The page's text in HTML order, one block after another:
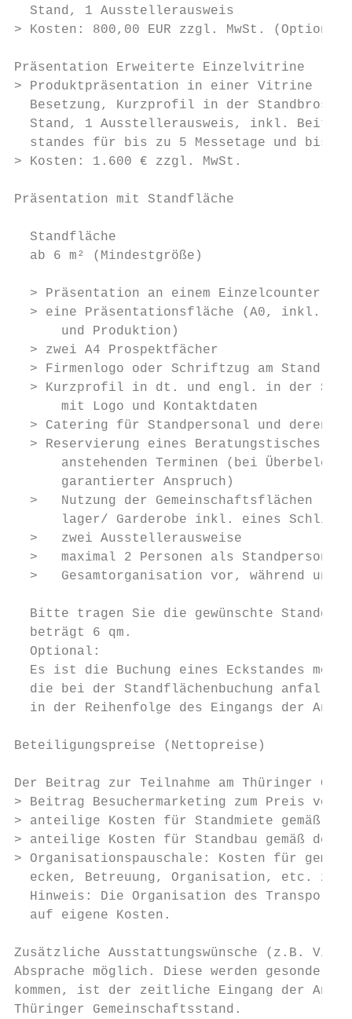
  Stand, 1 Ausstellerausweis
> Kosten: 800,00 EUR zzgl. MwSt.
Präsentation Erweiterte Einzelvitrine
> Produktpräsentation in einer Vitrine
Besetzung, Kurzprofil in der
Stand, 1 Ausstellerausweis, inkl.
standes für bis zu 5 Messetage und bis
> Kosten: 1.600 € zzgl. MwSt.
Präsentation mit Standfläche
Standfläche
ab 6 m² (Mindestgröße)
> Präsentation an einem Einzelcounter
> eine Präsentationsfläche (A0, inkl.
und Produktion)
> zwei A4 Prospektfächer
> Firmenlogo oder Schriftzug am Stand
> Kurzprofil in dt. und engl. in der
mit Logo und Kontaktdaten
> Catering für Standpersonal und deren
> Reservierung eines Beratungstisches
anstehenden Terminen (bei
garantierter Anspruch)
>   Nutzung der Gemeinschaftsflächen (Prospekt-		            Platzverhältnis von Stand-
lager/ Garderobe inkl. eines
>   zwei Ausstellerausweise
>   maximal 2 Personen als
>   Gesamtorganisation vor, während und
Bitte tragen Sie die gewünschte
  beträgt 6 qm.
  Optional:
Es ist die Buchung eines Eckstandes
die bei der Standflächenbuchung
in der Reihenfolge des Eingangs der
Beteiligungspreise (Nettopreise)
Der Beitrag zur Teilnahme am Thüringer
> Beitrag Besuchermarketing zum Preis von
> anteilige Kosten für Standmiete gemäß
> anteilige Kosten für Standbau gemäß den
> Organisationspauschale: Kosten für
ecken, Betreuung, Organisation, etc. zum
Hinweis: Die Organisation des
  auf eigene Kosten.
Zusätzliche Ausstattungswünsche (z.B.
Absprache möglich. Diese werden
kommen, ist der zeitliche Eingang der
Thüringer Gemeinschaftsstand.